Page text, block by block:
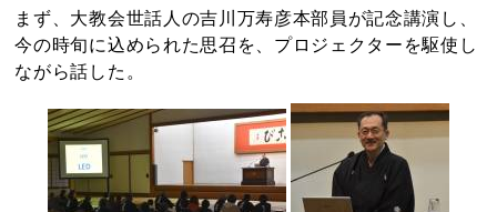
まず、大教会世話人の吉川万寿彦本部員が記念講演し、
今の時旬に込められた思召を、プロジェクターを駆使し
ながら話した。